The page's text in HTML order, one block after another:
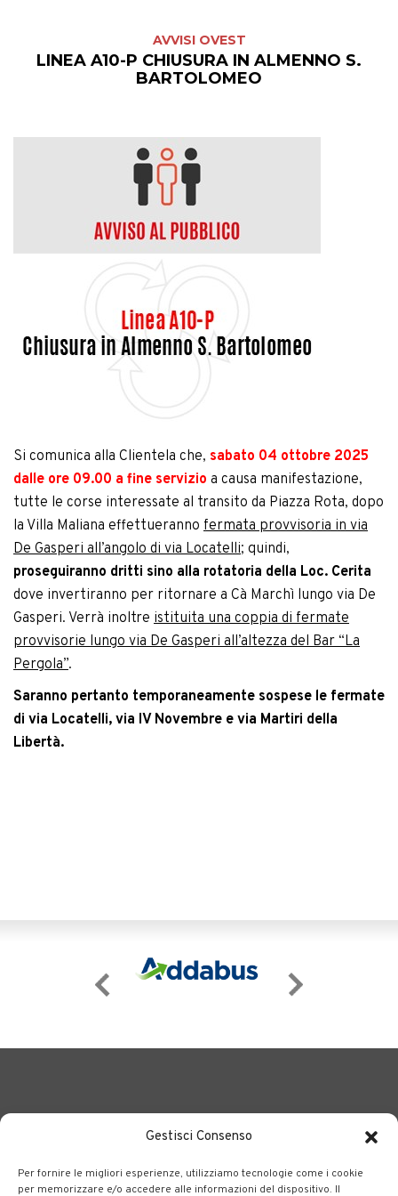
Gestisci Consenso
Per fornire le migliori esperienze, utilizziamo tecnologie come i cookie
per memorizzare e/o accedere alle informazioni del dispositivo. Il
AVVISI OVEST
LINEA A10-P CHIUSURA IN ALMENNO S.
BARTOLOMEO
Si comunica alla Clientela che, sabato 04 ottobre 2025
dalle ore 09.00 a fine servizio a causa manifestazione,
tutte le corse interessate al transito da Piazza Rota, dopo
la Villa Maliana effettueranno fermata provvisoria in via
De Gasperi all’angolo di via Locatelli; quindi,
proseguiranno dritti sino alla rotatoria della Loc. Cerita
dove invertiranno per ritornare a Cà Marchì lungo via De
Gasperi. Verrà inoltre istituita una coppia di fermate
provvisorie lungo via De Gasperi all’altezza del Bar “La
Pergola”.
Saranno pertanto temporaneamente sospese le fermate
di via Locatelli, via IV Novembre e via Martiri della
Libertà.
BERGAMO TRASPORTI portale delle tre società Consortili